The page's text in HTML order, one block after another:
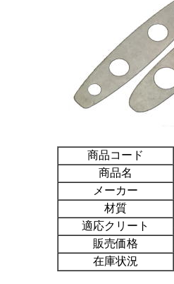
商品コード
商品名
メーカー
材質
適応クリート
販売価格
在庫状況